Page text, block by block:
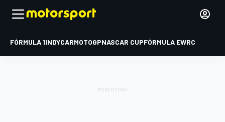
FÓRMULA 1INDYCARMOTOGPNASCAR CUPFÓRMULA EWRC